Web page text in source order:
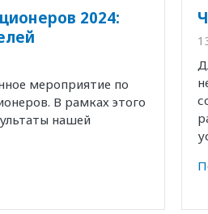
2024:
мероприятие по
В рамках этого
нашей